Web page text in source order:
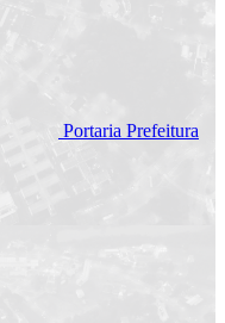
Portaria Prefeitura